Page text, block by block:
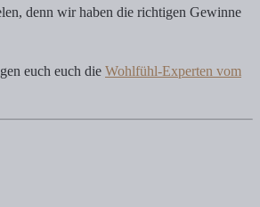
denn wir haben die richtigen Gewinne
euch euch die Wohlfühl-Experten vom